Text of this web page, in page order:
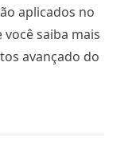
aplicados no
saiba mais
avançado do